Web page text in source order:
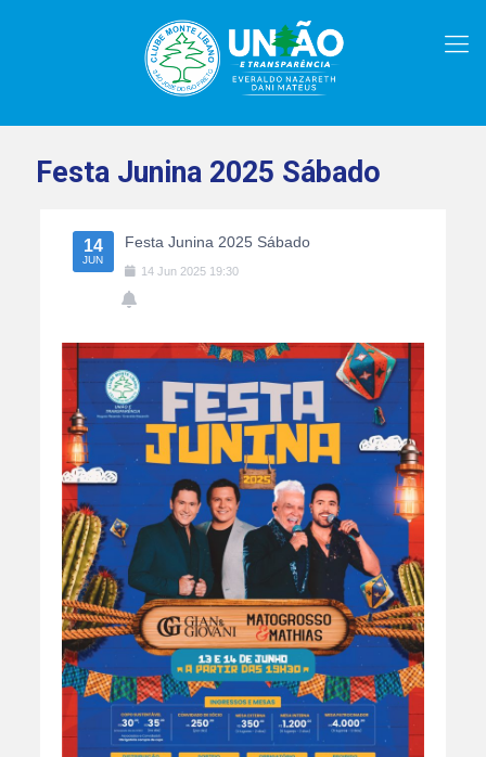
Festa Junina 2025 Sábado
14
JUN
Festa Junina 2025 Sábado
14 Jun 2025 19:30